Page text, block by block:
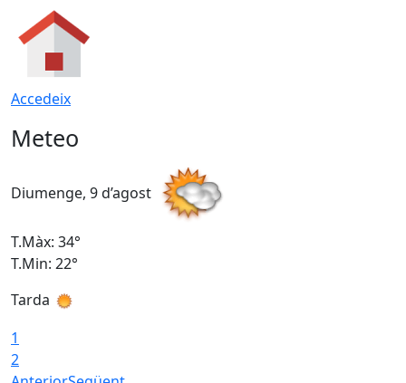
Accedeix
Meteo
Diumenge, 9 d’agost
T.Màx: 34°
T.Min: 22°
Tarda
1
2